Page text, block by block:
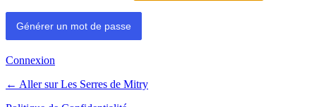
Connexion
← Aller sur Les Serres de Mitry